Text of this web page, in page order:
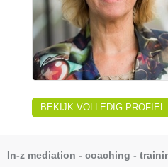
BEKIJK VOLLEDIG PROFIEL
In-z mediation - coaching -